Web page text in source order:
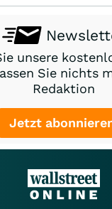
unsere
Sie nichts
Redaktion
Jetzt